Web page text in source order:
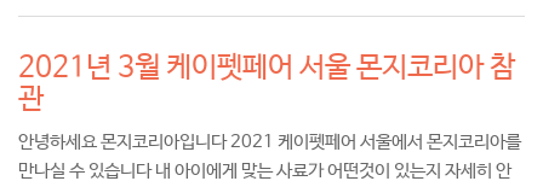
2021년 3월 케이펫페어 서울 몬지코리아 참
관
안녕하세요 몬지코리아입니다 2021 케이펫페어 서울에서 몬지코리아를
만나실 수 있습니다 내 아이에게 맞는 사료가 어떤것이 있는지 자세히 안